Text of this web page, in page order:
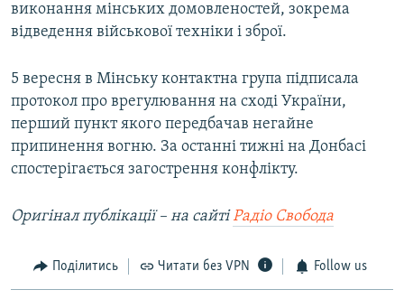
виконання мінських домовленостей, зокрема
відведення військової техніки і зброї.
5 вересня в Мінську контактна група підписала
протокол про врегулювання на сході України,
перший пункт якого передбачав негайне
припинення вогню. За останні тижні на Донбасі
спостерігається загострення конфлікту.
Оригінал публікації – на сайтіРадіо Свобода
Поділитись Читати без VPN Follow us